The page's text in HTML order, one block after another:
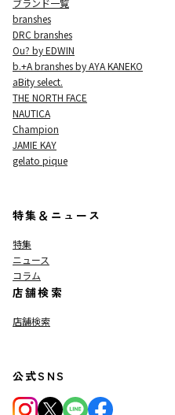
ブランド一覧
branshes
DRC branshes
Ou? by EDWIN
b.+A branshes by AYA KANEKO
aBity select.
THE NORTH FACE
NAUTICA
Champion
JAMIE KAY
gelato pique
特集＆ニュース
特集
ニュース
コラム
店舗検索
店舗検索
公式SNS